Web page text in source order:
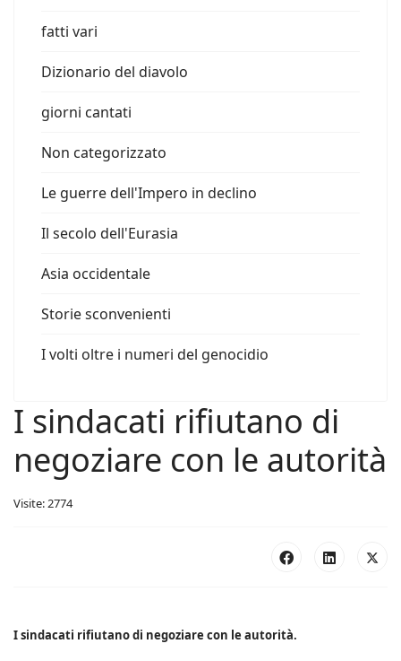
fatti vari
Dizionario del diavolo
giorni cantati
Non categorizzato
Le guerre dell'Impero in declino
Il secolo dell'Eurasia
Asia occidentale
Storie sconvenienti
I volti oltre i numeri del genocidio
I sindacati rifiutano di
negoziare con le autorità
Visite: 2774
I sindacati rifiutano di negoziare con le autorità.